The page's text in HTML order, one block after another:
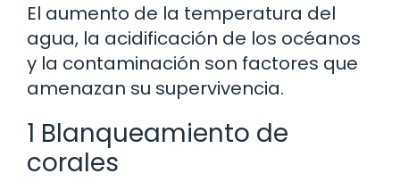
El aumento de la temperatura del
agua, la acidificación de los océanos
y la contaminación son factores que
amenazan su supervivencia.
1 Blanqueamiento de
corales